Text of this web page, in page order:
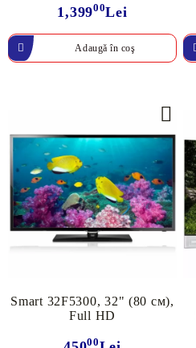
1,39900Lei
Smart 32F5300, 32" (80 cм),
Full HD
00